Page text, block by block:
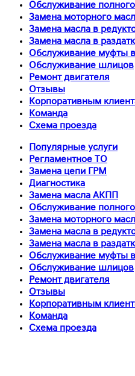
Обслуживание
Замена моторного
Замена масла в
Замена масла в
Обслуживание муфты
Обслуживание шлицов
Ремонт двигателя
Отзывы
Корпоративным
Команда
Схема проезда
Популярные услуги
Регламентное ТО
Замена цепи ГРМ
Диагностика
Замена масла АКПП
Обслуживание
Замена моторного
Замена масла в
Замена масла в
Обслуживание муфты
Обслуживание шлицов
Ремонт двигателя
Отзывы
Корпоративным
Команда
Схема проезда